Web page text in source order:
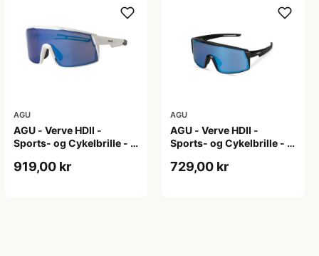
AGU
AGU - Verve HDII -
Sports- og Cykelbrille - 3
919,00 kr
AGU
AGU - Verve HDII -
Sports- og Cykelbrille - 3
729,00 kr